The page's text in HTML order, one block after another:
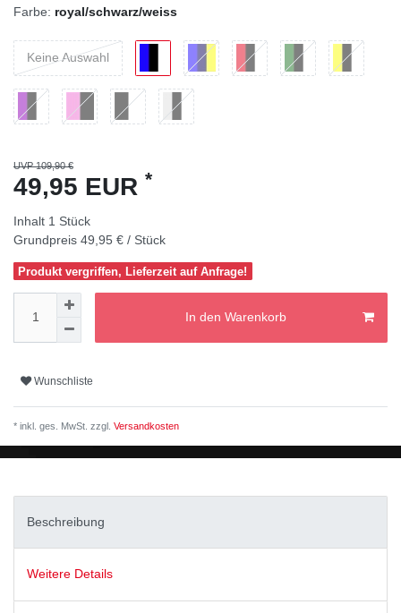
Farbe: royal/schwarz/weiss
Keine Auswahl
UVP 109,90 €
49,95 EUR *
Inhalt 1 Stück
Grundpreis 49,95 € / Stück
Produkt vergriffen, Lieferzeit auf Anfrage!
In den Warenkorb
Wunschliste
* inkl. ges. MwSt. zzgl. Versandkosten
Beschreibung
Weitere Details